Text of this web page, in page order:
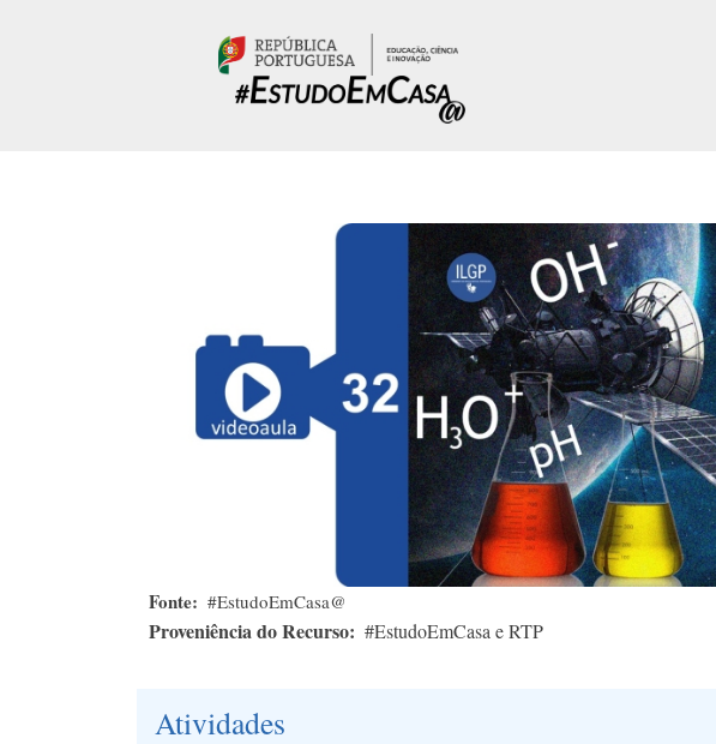
Fonte #EstudoEmCasa@
Proveniência do Recurso #EstudoEmCasa e RTP
Atividades